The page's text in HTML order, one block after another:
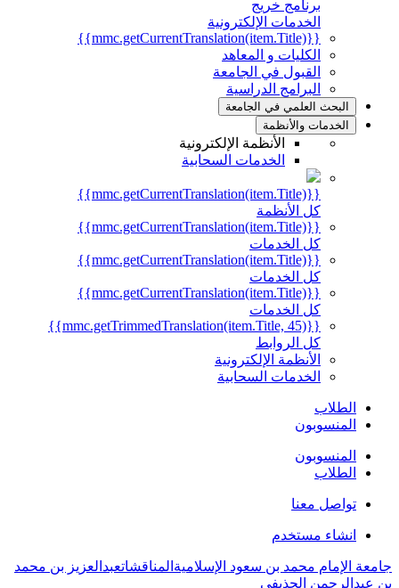
برنامج خريج
الخدمات الإلكترونية
{{mmc.getCurrentTranslation(item.Title)}}
الكليات و المعاهد
القبول في الجامعة
البرامج الدراسية
البحث العلمي في الجامعة
الخدمات والأنظمة
الأنظمة الإلكترونية
الخدمات السحابية
{{mmc.getCurrentTranslation(item.Title)}}
كل الأنظمة
{{mmc.getCurrentTranslation(item.Title)}}
كل الخدمات
{{mmc.getCurrentTranslation(item.Title)}}
كل الخدمات
{{mmc.getCurrentTranslation(item.Title)}}
كل الخدمات
{{mmc.getTrimmedTranslation(item.Title, 45)}}
كل الروابط
الأنظمة الإلكترونية
الخدمات السحابية
الطلاب
المنسوبون
المنسوبون
الطلاب
تواصل معنا
انشاء مستخدم
جامعة الإمام محمد بن سعود الإسلامية المناقشاتعبدالعزيز بن محمد
بن عبدالرحمن الحذيفي